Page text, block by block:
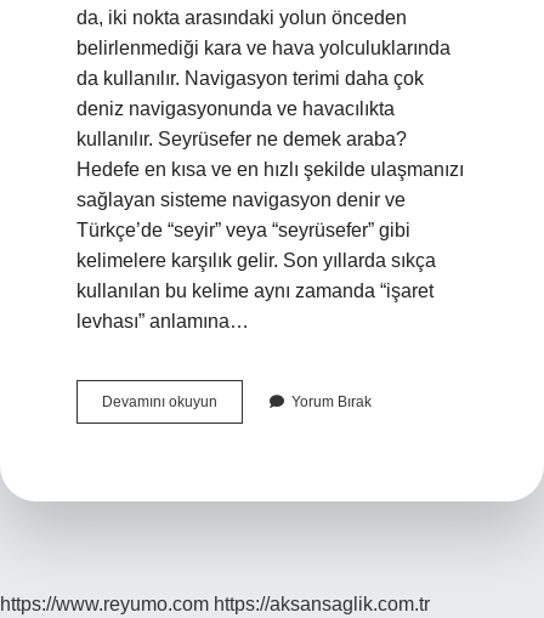
da, iki nokta arasındaki yolun önceden
belirlenmediği kara ve hava yolculuklarında
da kullanılır. Navigasyon terimi daha çok
deniz navigasyonunda ve havacılıkta
kullanılır. Seyrüsefer ne demek araba?
Hedefe en kısa ve en hızlı şekilde ulaşmanızı
sağlayan sisteme navigasyon denir ve
Türkçe’de “seyir” veya “seyrüsefer” gibi
kelimelere karşılık gelir. Son yıllarda sıkça
kullanılan bu kelime aynı zamanda “işaret
levhası” anlamına…
Devamını okuyun Seyrüsefer
Hakkı
Yorum Bırak
https://www.reyumo.com https://aksansaglik.com.tr